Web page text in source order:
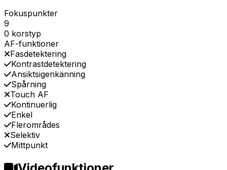
Fokuspunkter
9
0 korstyp
AF-funktioner
Fasdetektering
Kontrastdetektering
Ansiktsigenkänning
Spårning
Touch AF
Kontinuerlig
Enkel
Flerområdes
Selektiv
Mittpunkt